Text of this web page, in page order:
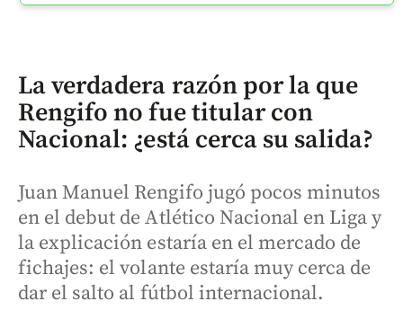
La verdadera razón por la que
Rengifo no fue titular con
Nacional: ¿está cerca su salida?
Juan Manuel Rengifo jugó pocos minutos
en el debut de Atlético Nacional en Liga y
la explicación estaría en el mercado de
fichajes: el volante estaría muy cerca de
dar el salto al fútbol internacional.